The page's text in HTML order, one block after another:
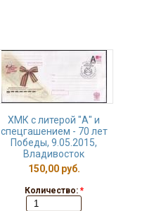
ХМК с литерой "А" и
спецгашением - 70 лет
Победы, 9.05.2015,
Владивосток
150,00 руб.
Количество: *